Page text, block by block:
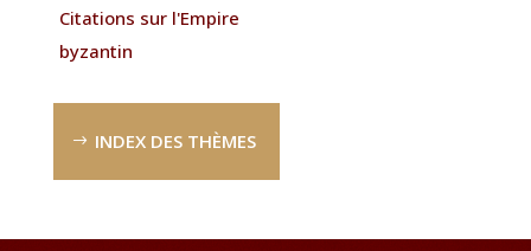
Citations sur l'Empire
byzantin
INDEX DES THÈMES